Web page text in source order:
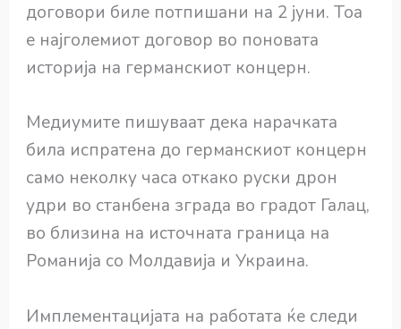
договори биле потпишани на 2 јуни. Тоа
е најголемиот договор во поновата
историја на германскиот концерн.
Медиумите пишуваат дека нарачката
била испратена до германскиот концерн
само неколку часа откако руски дрон
удри во станбена зграда во градот Галац,
во близина на источната граница на
Романија со Молдавија и Украина.
Имплементацијата на работата ќе следи